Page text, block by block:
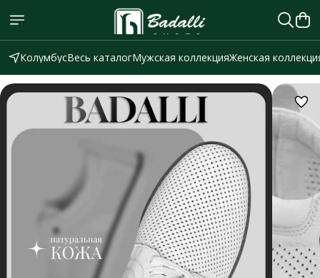
КолумбусВесь каталогМужская коллекцияЖенская